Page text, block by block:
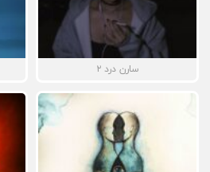
سارن درد ۲